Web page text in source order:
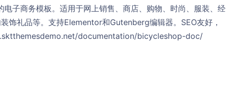
子商务模板。适用于网上销售、商店、购物、时尚、服装、经
饰礼品等。支持Elementor和Gutenberg编辑器。SEO友好，
documentation/bicycleshop-doc/